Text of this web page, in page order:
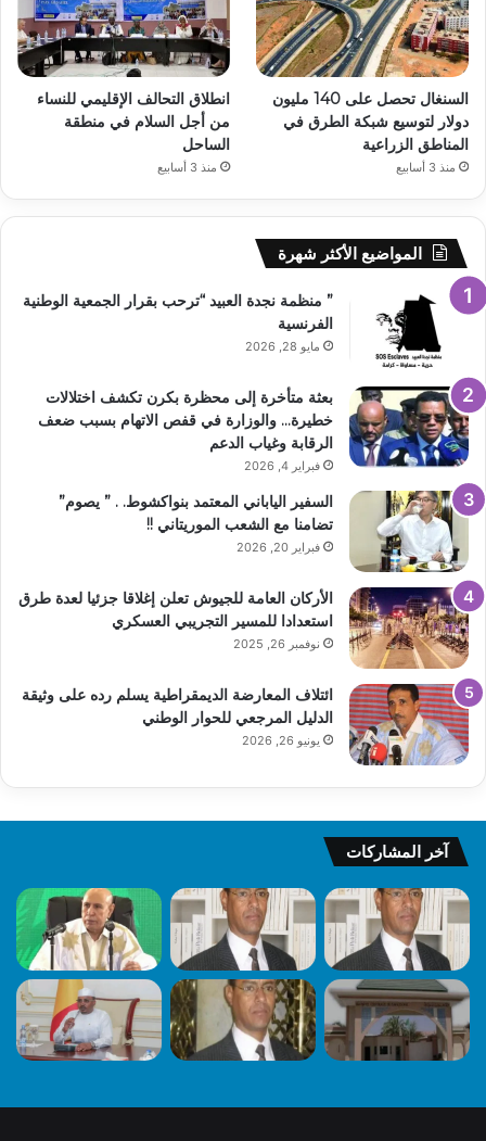
السنغال تحصل على 140 مليون
دولار لتوسيع شبكة الطرق في
المناطق الزراعية
منذ 3 أسابيع
انطلاق التحالف الإقليمي للنساء
من أجل السلام في منطقة
الساحل
منذ 3 أسابيع
المواضيع الأكثر شهرة
” منظمة نجدة العبيد “ترحب بقرار الجمعية الوطنية
الفرنسية
مايو 28, 2026
بعثة متأخرة إلى محظرة بكرن تكشف اختلالات
خطيرة… والوزارة في قفص الاتهام بسبب ضعف
الرقابة وغياب الدعم
فبراير 4, 2026
السفير الياباني المعتمد بنواكشوط. . ” يصوم”
تضامنا مع الشعب الموريتاني !!
فبراير 20, 2026
الأركان العامة للجيوش تعلن إغلاقا جزئيا لعدة طرق
استعدادا للمسير التجريبي العسكري
نوفمبر 26, 2025
ائتلاف المعارضة الديمقراطية يسلم رده على وثيقة
الدليل المرجعي للحوار الوطني
يونيو 26, 2026
آخر المشاركات